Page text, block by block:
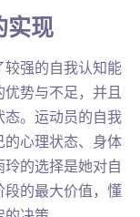
实现
强的自我认知能
势与不足，并且
。运动员的自我
心理状态、身体
的选择是她对自
的最大价值，懂